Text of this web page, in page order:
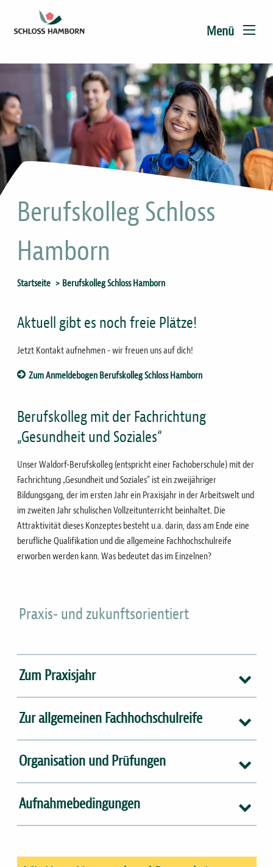
Inhalt
Menü
Berufskolleg Schloss
Hamborn
Sie
hier
Startseite Berufskolleg Schloss Hamborn
Aktuell gibt es noch freie Plätze!
Jetzt Kontakt aufnehmen - wir freuen uns auf dich!
Zum Anmeldebogen Berufskolleg Schloss Hamborn
Berufskolleg mit der Fachrichtung
„Gesundheit und Soziales“
Unser Waldorf-Berufskolleg (entspricht einer Fachoberschule) mit der
Fachrichtung „Gesundheit und Soziales“ ist ein zweijähriger
Bildungsgang, der im ersten Jahr ein Praxisjahr in der Arbeitswelt und
im zweiten Jahr schulischen Vollzeitunterricht beinhaltet. Die
Attraktivität dieses Konzeptes besteht u.a. darin, dass am Ende eine
berufliche Qualifikation und die allgemeine Fachhochschulreife
erworben werden kann. Was bedeutet das im Einzelnen?
Praxis- und zukunftsorientiert
Zum Praxisjahr
Zur allgemeinen Fachhochschulreife
Organisation und Prüfungen
Aufnahmebedingungen